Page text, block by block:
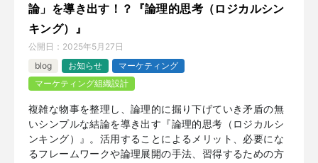
論」を導き出す！？『論理的思考（ロジカルシン
キング）』
公開日： 2025年5月27日
blog
お知らせ
マーケティング
マーケティング組織設計
複雑な物事を整理し、論理的に掘り下げていき矛盾の無
いシンプルな結論を導き出す『論理的思考（ロジカルシ
ンキング）』。活用することによるメリット、必要にな
るフレームワークや論理展開の手法、習得するための方